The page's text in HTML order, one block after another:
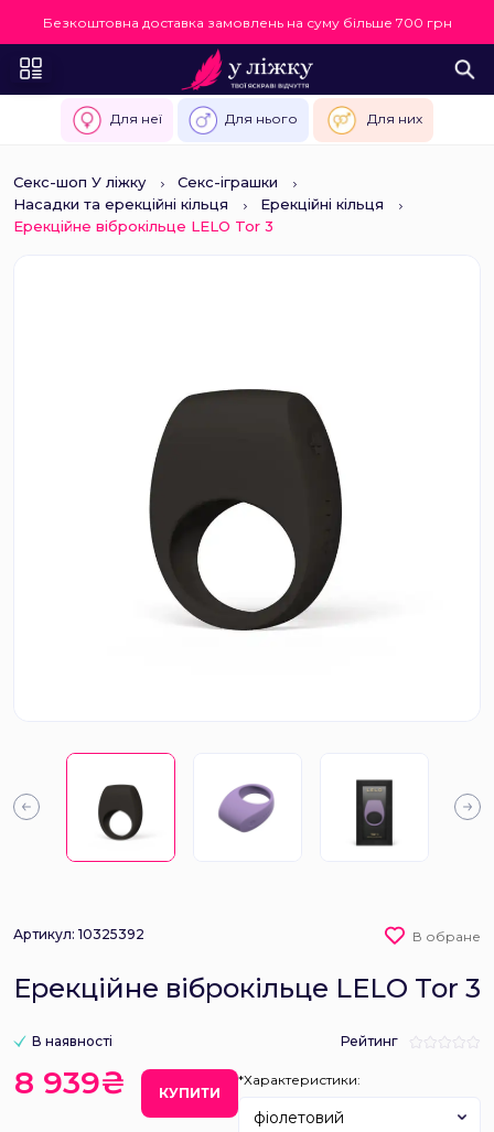
Безкоштовна доставка замовлень на суму більше 700 грн
Для неї Для нього Для них
Секс-шоп У ліжку
Секс-іграшки
Насадки та ерекційні кільця
Ерекційні кільця
Ерекційне віброкільце LELO Tor 3
Артикул: 10325392 В обране
Ерекційне віброкільце LELO Tor 3
В наявності Рейтинг
8 939₴ КУПИТИ
*Характеристики:
фіолетовий